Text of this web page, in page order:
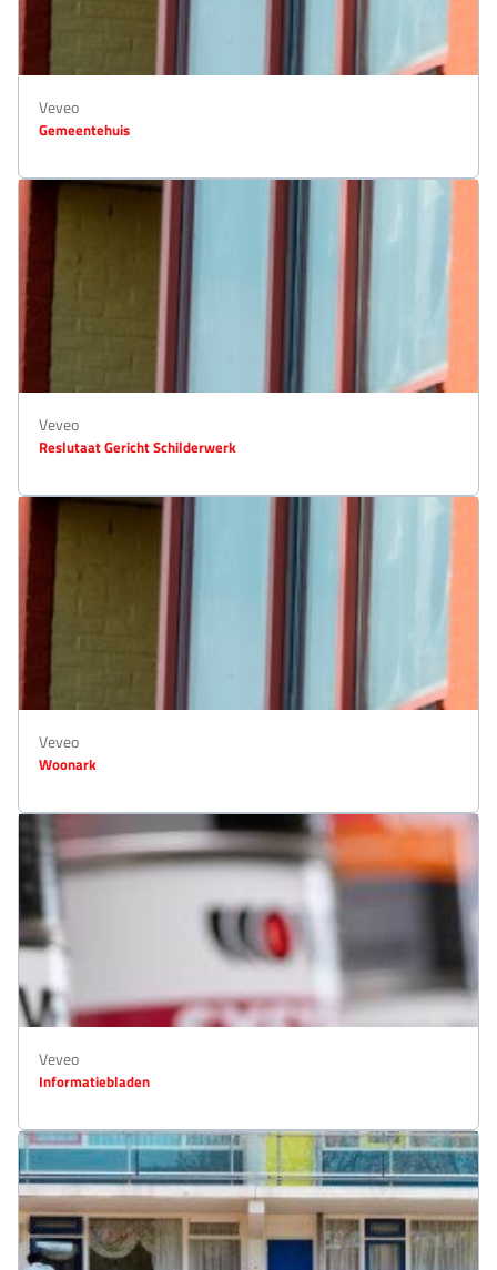
Veveo
Gemeentehuis
Veveo
Reslutaat Gericht Schilderwerk
Veveo
Woonark
Veveo
Informatiebladen